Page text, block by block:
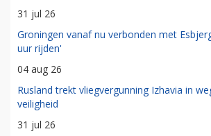
31 jul 26
Groningen vanaf nu verbonden met
uur rijden'
04 aug 26
Rusland trekt vliegvergunning Izhavia in
veiligheid
31 jul 26